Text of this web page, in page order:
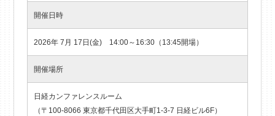
開催日時
2026年 7月 17日(金) 14:00～16:30（13:45開場）
開催場所
日経カンファレンスルーム
（〒100-8066 東京都千代田区大手町1-3-7 日経ビル6F）